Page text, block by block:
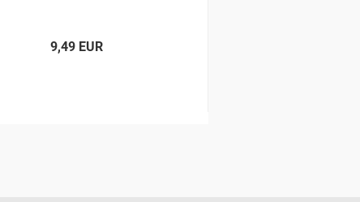
9,49 EUR